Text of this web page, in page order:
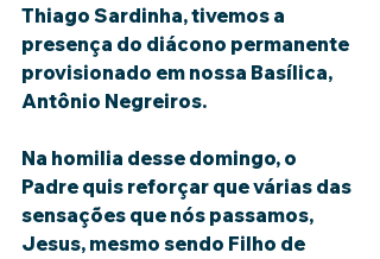
Thiago Sardinha, tivemos a
presença do diácono permanente
provisionado em nossa Basílica,
Antônio Negreiros.
Na homilia desse domingo, o
Padre quis reforçar que várias das
sensações que nós passamos,
Jesus, mesmo sendo Filho de